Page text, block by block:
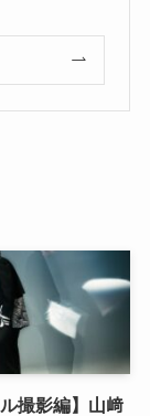
ル撮影編】山﨑